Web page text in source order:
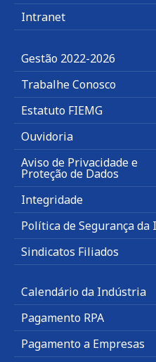
Intranet
Gestão 2022-2026
Trabalhe Conosco
Estatuto FIEMG
Ouvidoria
Aviso de Privacidade e
Proteção de Dados
Integridade
Política de Segurança da
Sindicatos Filiados
Calendário da Indústria
Pagamento RPA
Pagamento a Empresas